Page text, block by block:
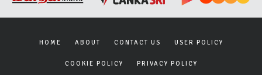
HOME ABOUT CONTACT US USER POLICY
COOKIE POLICY PRIVACY POLICY